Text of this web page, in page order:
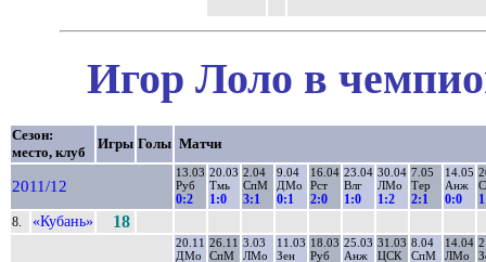
Игор Лоло в
Сезон:
место, клуб
Игры Голы Матчи
2011/12
13.03
Руб
0:2
20.03
Тмь
1:0
2.04
СпМ
3:1
9.04
ДМо
0:1
16.04
Рст
2:0
23.04
Влг
1:0
30.04
ЛМо
1:2
7.05
Тер
2:1
14.05
Анж
0:0
8. «Кубань» 18
20.11
ДМо
26.11
СпМ
3.03
ЛМо
11.03
Зен
18.03
Руб
25.03
Анж
31.03
ЦСК
8.04
СпМ
14.04
ЛМо